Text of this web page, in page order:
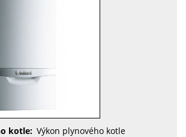
kotle: Výkon plynového kotle